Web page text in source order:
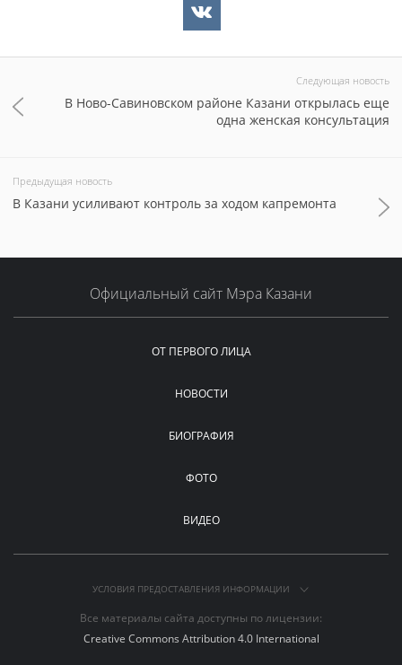
Следующая новость
В Ново-Савиновском районе Казани открылась еще
одна женская консультация
Предыдущая новость
В Казани усиливают контроль за ходом капремонта
Официальный сайт Мэра Казани
ОТ ПЕРВОГО ЛИЦА
НОВОСТИ
БИОГРАФИЯ
ФОТО
ВИДЕО
УСЛОВИЯ ПРЕДОСТАВЛЕНИЯ ИНФОРМАЦИИ
Все материалы сайта доступны по лицензии:
Creative Commons Attribution 4.0 International